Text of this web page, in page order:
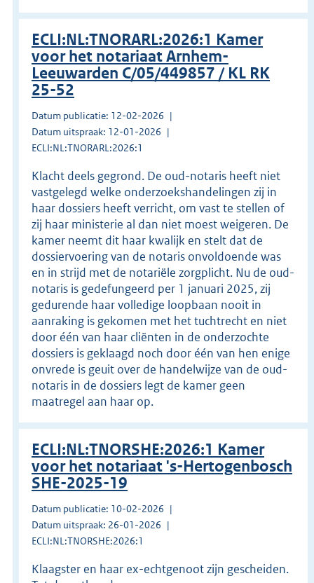
ECLI:NL:TNORARL:2026:1 Kamer
voor het notariaat Arnhem-
Leeuwarden C/05/449857 / KL RK
25-52
Datum publicatie: 12-02-2026
Datum uitspraak: 12-01-2026
ECLI:NL:TNORARL:2026:1
Klacht deels gegrond. De oud-notaris heeft niet
vastgelegd welke onderzoekshandelingen zij in
haar dossiers heeft verricht, om vast te stellen of
zij haar ministerie al dan niet moest weigeren. De
kamer neemt dit haar kwalijk en stelt dat de
dossiervoering van de notaris onvoldoende was
en in strijd met de notariële zorgplicht. Nu de oud-
notaris is gedefungeerd per 1 januari 2025, zij
gedurende haar volledige loopbaan nooit in
aanraking is gekomen met het tuchtrecht en niet
door één van haar cliënten in de onderzochte
dossiers is geklaagd noch door één van hen enige
onvrede is geuit over de handelwijze van de oud-
notaris in de dossiers legt de kamer geen
maatregel aan haar op.
ECLI:NL:TNORSHE:2026:1 Kamer
voor het notariaat 's-Hertogenbosch
SHE-2025-19
Datum publicatie: 10-02-2026
Datum uitspraak: 26-01-2026
ECLI:NL:TNORSHE:2026:1
Klaagster en haar ex-echtgenoot zijn gescheiden.